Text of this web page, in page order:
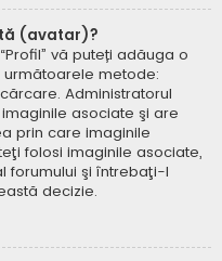
(avatar)?
vă puteți adăuga o
metode:
Administratorul
asociate şi are
prin care imaginile
folosi imaginile asociate,
forumului şi întrebaţi-l
decizie.